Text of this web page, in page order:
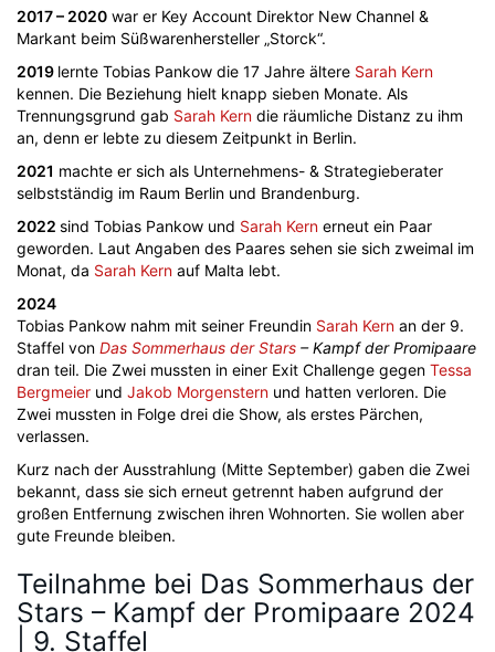
2017 – 2020 war er Key Account Direktor New Channel &
Markant beim Süßwarenhersteller „Storck“.
2019 lernte Tobias Pankow die 17 Jahre ältere Sarah Kern
kennen. Die Beziehung hielt knapp sieben Monate. Als
Trennungsgrund gab Sarah Kern die räumliche Distanz zu ihm
an, denn er lebte zu diesem Zeitpunkt in Berlin.
2021 machte er sich als Unternehmens- & Strategieberater
selbstständig im Raum Berlin und Brandenburg.
2022 sind Tobias Pankow und Sarah Kern erneut ein Paar
geworden. Laut Angaben des Paares sehen sie sich zweimal im
Monat, da Sarah Kern auf Malta lebt.
2024
Tobias Pankow nahm mit seiner Freundin Sarah Kern an der 9.
Staffel von Das Sommerhaus der Stars – Kampf der Promipaare
dran teil. Die Zwei mussten in einer Exit Challenge gegen Tessa
Bergmeier und Jakob Morgenstern und hatten verloren. Die
Zwei mussten in Folge drei die Show, als erstes Pärchen,
verlassen.
Kurz nach der Ausstrahlung (Mitte September) gaben die Zwei
bekannt, dass sie sich erneut getrennt haben aufgrund der
großen Entfernung zwischen ihren Wohnorten. Sie wollen aber
gute Freunde bleiben.
Teilnahme bei Das Sommerhaus der
Stars – Kampf der Promipaare 2024
| 9. Staffel